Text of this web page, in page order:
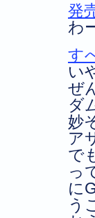
発
わ
す
い
ぜ
ダ
妙
ア
で
っ
に
う